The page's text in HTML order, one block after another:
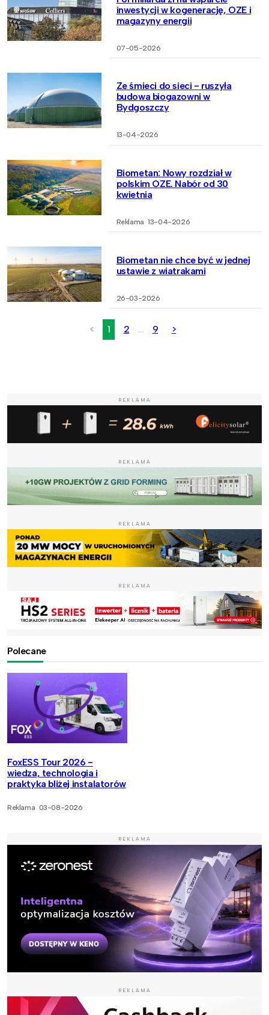
inwestycji w kogenerację, OZE i
magazyny energii
07-05-2026
Ze śmieci do sieci - ruszyła
budowa biogazowni w
Bydgoszczy
13-04-2026
Biometan: Nowy rozdział w
polskim OZE. Nabór od 30
kwietnia
Reklama 13-04-2026
Biometan nie chce być w jednej
ustawie z wiatrakami
26-03-2026
< 1 2 … 9 >
REKLAMA
REKLAMA
REKLAMA
REKLAMA
Polecane
FoxESS Tour 2026 -
wiedza, technologia i
praktyka bliżej instalatorów
Reklama 03-08-2026
REKLAMA
REKLAMA